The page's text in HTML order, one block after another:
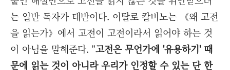
는 일반 독자가 태반이다. 이탈로 칼비노는 《왜 고전
을 읽는가》에서 고전이 고전이라서 읽어야 하는 것
이 아님을 말해준다. "고전은 무언가에 '유용하기' 때
문에 읽는 것이 아니라 우리가 인정할 수 있는 단 한